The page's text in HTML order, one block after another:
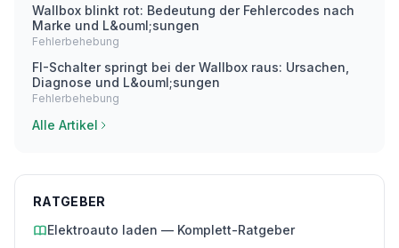
Wallbox blinkt rot: Bedeutung der Fehlercodes nach
Marke und L&ouml;sungen
Fehlerbehebung
FI-Schalter springt bei der Wallbox raus: Ursachen,
Diagnose und L&ouml;sungen
Fehlerbehebung
Alle Artikel
RATGEBER
Elektroauto laden — Komplett-Ratgeber